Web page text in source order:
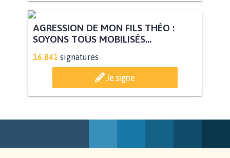
AGRESSION DE MON FILS THÉO :